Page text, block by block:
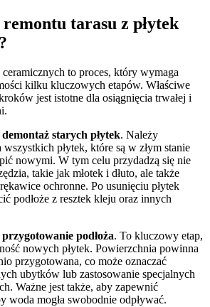
tarasu z płytek
ceramicznych to proces, który wymaga
kilku kluczowych etapów. Właściwe
jest istotne dla osiągnięcia trwałej i
demontaż starych płytek. Należy
płytek, które są w złym stanie
nowymi. W tym celu przydadzą się nie
takie jak młotek i dłuto, ale także
ochronne. Po usunięciu płytek
podłoże z resztek kleju oraz innych
przygotowanie podłoża. To kluczowy etap,
nowych płytek. Powierzchnia powinna
przygotowana, co może oznaczać
ubytków lub zastosowanie specjalnych
Ważne jest także, aby zapewnić
woda mogła swobodnie odpływać.